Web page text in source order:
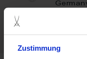
Zustimmung